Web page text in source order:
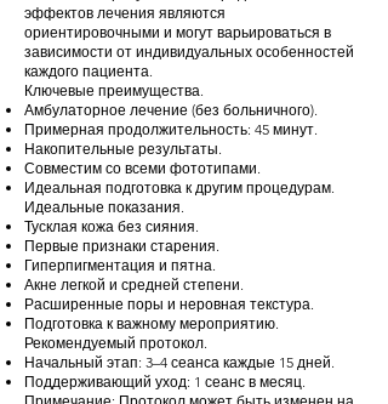
эффектов лечения являются
ориентировочными и могут варьироваться в
зависимости от индивидуальных особенностей
каждого пациента.
Ключевые преимущества.
Амбулаторное лечение (без больничного).
Примерная продолжительность: 45 минут.
Накопительные результаты.
Совместим со всеми фототипами.
Идеальная подготовка к другим процедурам.
Идеальные показания.
Тусклая кожа без сияния.
Первые признаки старения.
Гиперпигментация и пятна.
Акне легкой и средней степени.
Расширенные поры и неровная текстура.
Подготовка к важному мероприятию.
Рекомендуемый протокол.
Начальный этап: 3–4 сеанса каждые 15 дней.
Поддерживающий уход: 1 сеанс в месяц.